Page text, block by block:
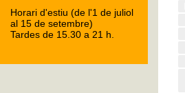
Horari d'estiu (de l'1 de juliol
al 15 de setembre)
Tardes de 15.30 a 21 h.